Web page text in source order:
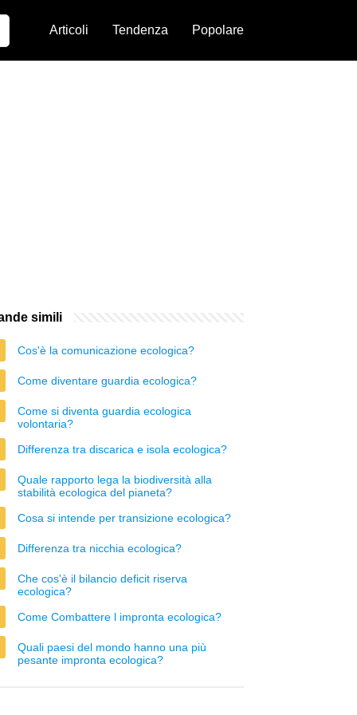
Articoli Tendenza Popolare
simili
Cos'è la comunicazione ecologica?
Come diventare guardia ecologica?
Come si diventa guardia ecologica
volontaria?
Differenza tra discarica e isola ecologica?
Quale rapporto lega la biodiversità alla
stabilità ecologica del pianeta?
Cosa si intende per transizione ecologica?
Differenza tra nicchia ecologica?
Che cos'è il bilancio deficit riserva
ecologica?
Come Combattere l impronta ecologica?
Quali paesi del mondo hanno una più
pesante impronta ecologica?